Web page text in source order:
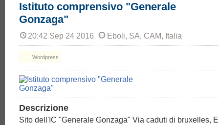
Istituto comprensivo "Generale
Gonzaga"
20:42 Sep 24 2016 Eboli, SA, CAM, Italia
Wordpress
Descrizione
Sito dell'IC "Generale Gonzaga" Via caduti di bruxelles,